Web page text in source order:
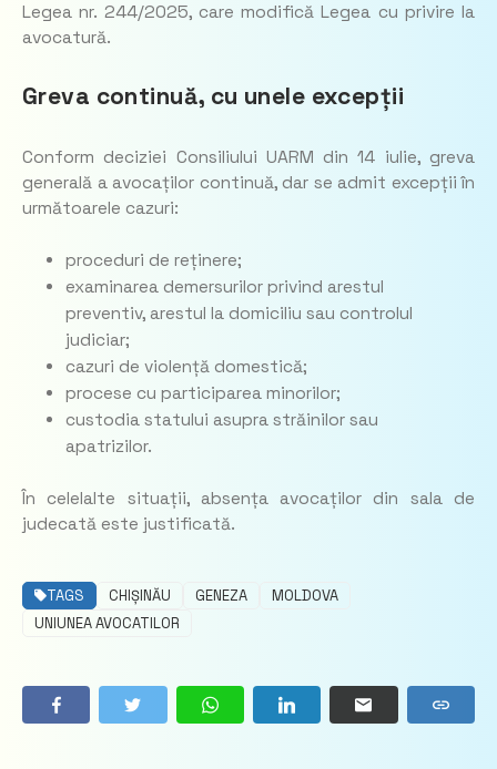
Legea nr. 244/2025, care modifică Legea cu privire la
avocatură.
Greva continuă, cu unele excepții
Conform deciziei Consiliului UARM din 14 iulie, greva
generală a avocaților continuă, dar se admit excepții în
următoarele cazuri:
proceduri de reținere;
examinarea demersurilor privind arestul
preventiv, arestul la domiciliu sau controlul
judiciar;
cazuri de violență domestică;
procese cu participarea minorilor;
custodia statului asupra străinilor sau
apatrizilor.
În celelalte situații, absența avocaților din sala de
judecată este justificată.
TAGS CHIȘINĂU GENEZA
MOLDOVA
UNIUNEA AVOCATILOR